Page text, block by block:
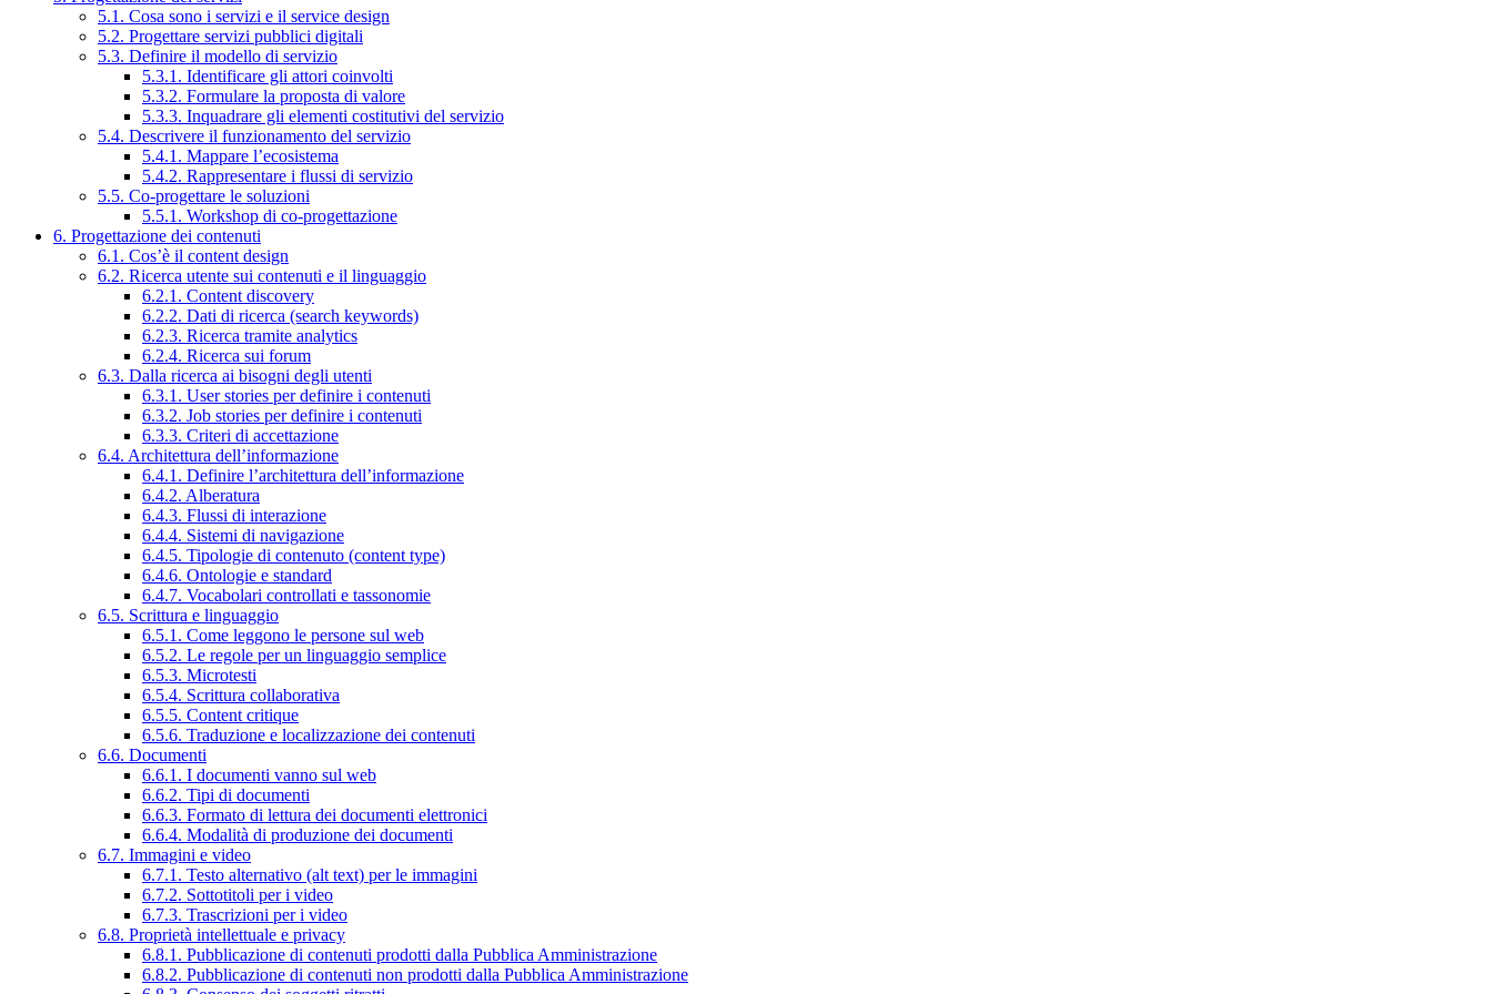
5.1. Cosa sono i servizi e il service design
5.2. Progettare servizi pubblici digitali
5.3. Definire il modello di servizio
5.3.1. Identificare gli attori coinvolti
5.3.2. Formulare la proposta di valore
5.3.3. Inquadrare gli elementi costitutivi del servizio
5.4. Descrivere il funzionamento del servizio
5.4.1. Mappare l’ecosistema
5.4.2. Rappresentare i flussi di servizio
5.5. Co-progettare le soluzioni
5.5.1. Workshop di co-progettazione
6. Progettazione dei contenuti
6.1. Cos’è il content design
6.2. Ricerca utente sui contenuti e il linguaggio
6.2.1. Content discovery
6.2.2. Dati di ricerca (search keywords)
6.2.3. Ricerca tramite analytics
6.2.4. Ricerca sui forum
6.3. Dalla ricerca ai bisogni degli utenti
6.3.1. User stories per definire i contenuti
6.3.2. Job stories per definire i contenuti
6.3.3. Criteri di accettazione
6.4. Architettura dell’informazione
6.4.1. Definire l’architettura dell’informazione
6.4.2. Alberatura
6.4.3. Flussi di interazione
6.4.4. Sistemi di navigazione
6.4.5. Tipologie di contenuto (content type)
6.4.6. Ontologie e standard
6.4.7. Vocabolari controllati e tassonomie
6.5. Scrittura e linguaggio
6.5.1. Come leggono le persone sul web
6.5.2. Le regole per un linguaggio semplice
6.5.3. Microtesti
6.5.4. Scrittura collaborativa
6.5.5. Content critique
6.5.6. Traduzione e localizzazione dei contenuti
6.6. Documenti
6.6.1. I documenti vanno sul web
6.6.2. Tipi di documenti
6.6.3. Formato di lettura dei documenti elettronici
6.6.4. Modalità di produzione dei documenti
6.7. Immagini e video
6.7.1. Testo alternativo (alt text) per le immagini
6.7.2. Sottotitoli per i video
6.7.3. Trascrizioni per i video
6.8. Proprietà intellettuale e privacy
6.8.1. Pubblicazione di contenuti prodotti dalla Pubblica Amministrazione
6.8.2. Pubblicazione di contenuti non prodotti dalla Pubblica Amministrazione